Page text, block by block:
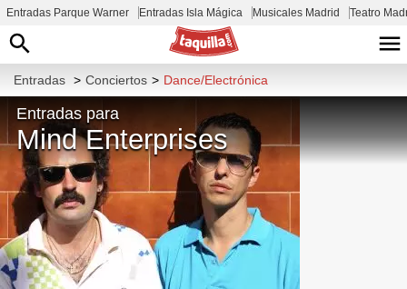
Entradas Parque Warner Entradas Isla Mágica Musicales Madrid Teatro
Entradas > Conciertos > Dance/Electrónica
Entradas para
Mind Enterprises